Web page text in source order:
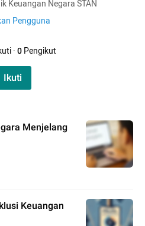
Keuangan Negara STAN
Pengguna
·0Pengikut
Ikuti
Menjelang
Keuangan